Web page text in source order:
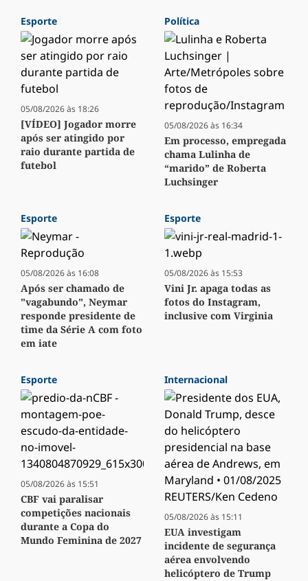
Esporte
05/08/2026 às 18:26
[VÍDEO] Jogador morre
após ser atingido por
raio durante partida de
futebol
Política
05/08/2026 às 16:34
Em processo, empregada
chama Lulinha de
“marido” de Roberta
Luchsinger
Esporte
05/08/2026 às 16:08
Após ser chamado de
"vagabundo", Neymar
responde presidente de
time da Série A com foto
em iate
Esporte
05/08/2026 às 15:53
Vini Jr. apaga todas as
fotos do Instagram,
inclusive com Virginia
Esporte
05/08/2026 às 15:51
CBF vai paralisar
competições nacionais
durante a Copa do
Mundo Feminina de 2027
Internacional
05/08/2026 às 15:11
EUA investigam
incidente de segurança
aérea envolvendo
helicóptero de Trump